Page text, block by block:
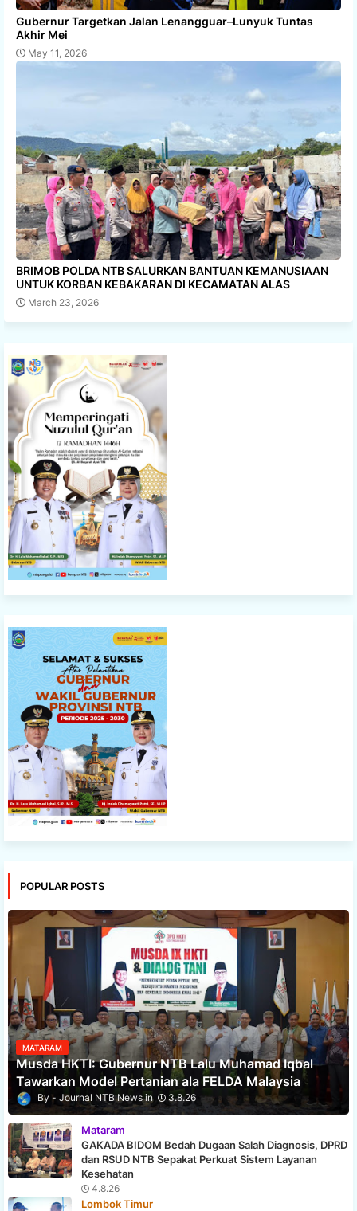
Gubernur Targetkan Jalan Lenangguar–Lunyuk Tuntas
Akhir Mei
May 11, 2026
BRIMOB POLDA NTB SALURKAN BANTUAN KEMANUSIAAN
UNTUK KORBAN KEBAKARAN DI KECAMATAN ALAS
March 23, 2026
POPULAR POSTS
MATARAM
Musda HKTI: Gubernur NTB Lalu Muhamad Iqbal
Tawarkan Model Pertanian ala FELDA Malaysia
Journal NTB News 3.8.26
Mataram
GAKADA BIDOM Bedah Dugaan Salah Diagnosis, DPRD
dan RSUD NTB Sepakat Perkuat Sistem Layanan
Kesehatan
4.8.26
Lombok Timur